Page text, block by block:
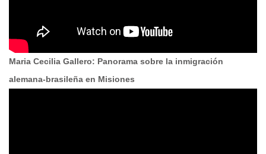
Maria Cecilia Gallero: Panorama sobre la inmigración
alemana-brasileña en Misiones